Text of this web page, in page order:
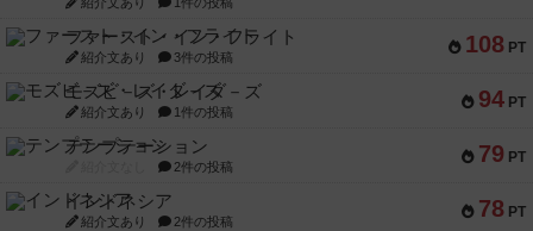
108 PT
ファースト・イン・フライト
紹介文あり 3件の投稿
94 PT
モズビ－ズ・レイダ－ズ
紹介文あり 1件の投稿
79 PT
テンプテーション
2件の投稿
78 PT
インドネシア
紹介文あり 2件の投稿